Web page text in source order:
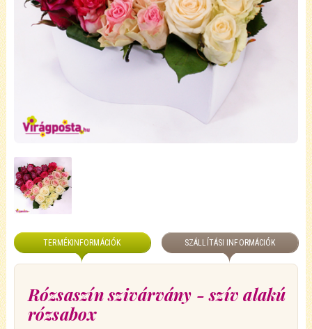
TERMÉKINFORMÁCIÓK SZÁLLÍTÁSI INFORMÁCIÓK
Rózsaszín szivárvány - szív alakú
rózsabox